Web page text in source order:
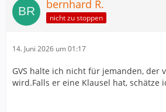
bernhard R.
nicht zu stoppen
14. Juni 2026 um 01:17
GVS halte ich nicht für jemanden, der
wird.Falls er eine Klausel hat, schätze